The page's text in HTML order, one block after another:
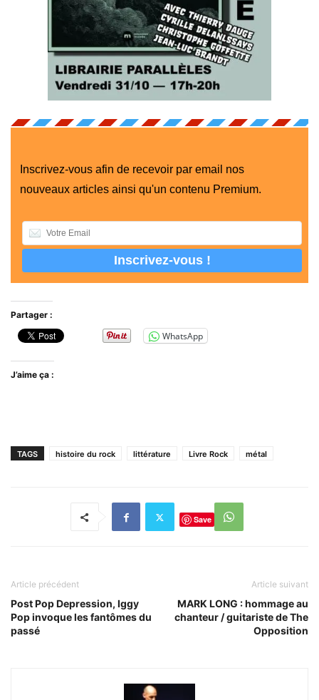
Inscrivez-vous afin de recevoir par email nos
nouveaux articles ainsi qu'un contenu Premium.
Partager :
WhatsApp
J’aime ça :
TAGS histoire du rock littérature Livre Rock métal
Save
Article précédent
Post Pop Depression, Iggy
Pop invoque les fantômes du
passé
Article suivant
MARK LONG : hommage au
chanteur / guitariste de The
Opposition